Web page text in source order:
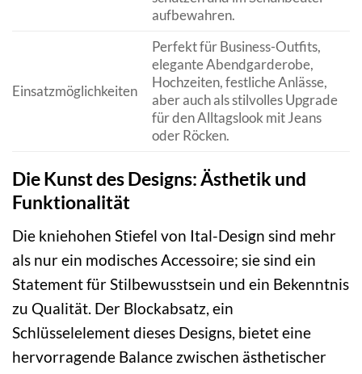
aufbewahren.
Einsatzmöglichkeiten
Perfekt für Business-Outfits,
elegante Abendgarderobe,
Hochzeiten, festliche Anlässe,
aber auch als stilvolles Upgrade
für den Alltagslook mit Jeans
oder Röcken.
Die Kunst des Designs: Ästhetik und
Funktionalität
Die kniehohen Stiefel von Ital-Design sind mehr
als nur ein modisches Accessoire; sie sind ein
Statement für Stilbewusstsein und ein Bekenntnis
zu Qualität. Der Blockabsatz, ein
Schlüsselelement dieses Designs, bietet eine
hervorragende Balance zwischen ästhetischer